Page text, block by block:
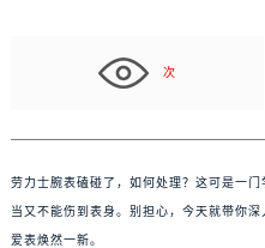
次
劳力士腕表磕碰了，如何处理？这可是一
当又不能伤到表身。别担心，今天就带你
爱表焕然一新。